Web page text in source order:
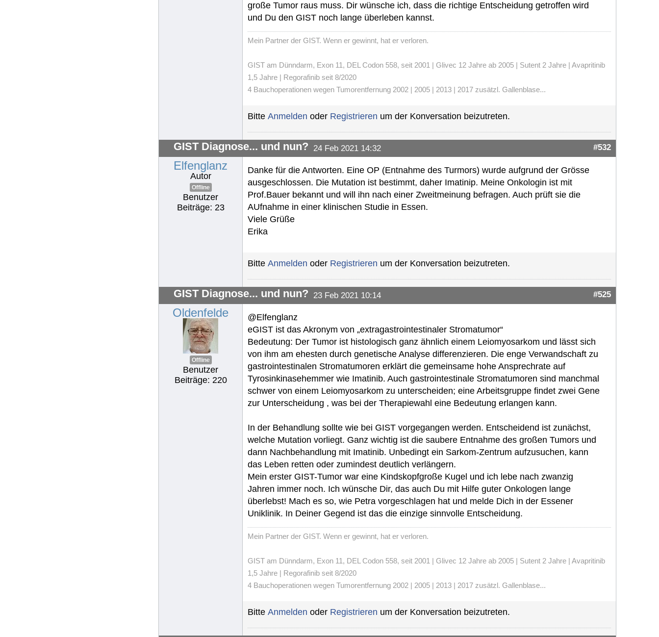
große Tumor raus muss. Dir wünsche ich, dass die richtige Entscheidung getroffen wird
und Du den GIST noch lange überleben kannst.
Mein Partner der GIST. Wenn er gewinnt, hat er verloren.
GIST am Dünndarm, Exon 11, DEL Codon 558, seit 2001 | Glivec 12 Jahre ab 2005 | Sutent 2 Jahre | Avapritinib
1,5 Jahre | Regorafinib seit 8/2020
4 Bauchoperationen wegen Tumorentfernung 2002 | 2005 | 2013 | 2017 zusätzl. Gallenblase...
Bitte Anmelden oder Registrieren um der Konversation beizutreten.
GIST Diagnose... und nun? 24 Feb 2021 14:32 #532
Elfenglanz
Autor
Offline
Benutzer
Beiträge: 23
Danke für die Antworten. Eine OP (Entnahme des Turmors) wurde aufgrund der Grösse
ausgeschlossen. Die Mutation ist bestimmt, daher Imatinip. Meine Onkologin ist mit
Prof.Bauer bekannt und will ihn nach einer Zweitmeinung befragen. Auch prüft sie die
AUfnahme in einer klinischen Studie in Essen.
Viele Grüße
Erika
Bitte Anmelden oder Registrieren um der Konversation beizutreten.
GIST Diagnose... und nun? 23 Feb 2021 10:14 #525
Oldenfelde
Offline
Benutzer
Beiträge: 220
@Elfenglanz
eGIST ist das Akronym von „extragastrointestinaler Stromatumor“
Bedeutung: Der Tumor ist histologisch ganz ähnlich einem Leiomyosarkom und lässt sich
von ihm am ehesten durch genetische Analyse differenzieren. Die enge Verwandschaft zu
gastrointestinalen Stromatumoren erklärt die gemeinsame hohe Ansprechrate auf
Tyrosinkinasehemmer wie Imatinib. Auch gastrointestinale Stromatumoren sind manchmal
schwer von einem Leiomyosarkom zu unterscheiden; eine Arbeitsgruppe findet zwei Gene
zur Unterscheidung , was bei der Therapiewahl eine Bedeutung erlangen kann.
In der Behandlung sollte wie bei GIST vorgegangen werden. Entscheidend ist zunächst,
welche Mutation vorliegt. Ganz wichtig ist die saubere Entnahme des großen Tumors und
dann Nachbehandlung mit Imatinib. Unbedingt ein Sarkom-Zentrum aufzusuchen, kann
das Leben retten oder zumindest deutlich verlängern.
Mein erster GIST-Tumor war eine Kindskopfgroße Kugel und ich lebe nach zwanzig
Jahren immer noch. Ich wünsche Dir, das auch Du mit Hilfe guter Onkologen lange
überlebst! Mach es so, wie Petra vorgeschlagen hat und melde Dich in der Essener
Uniklinik. In Deiner Gegend ist das die einzige sinnvolle Entscheidung.
Mein Partner der GIST. Wenn er gewinnt, hat er verloren.
GIST am Dünndarm, Exon 11, DEL Codon 558, seit 2001 | Glivec 12 Jahre ab 2005 | Sutent 2 Jahre | Avapritinib
1,5 Jahre | Regorafinib seit 8/2020
4 Bauchoperationen wegen Tumorentfernung 2002 | 2005 | 2013 | 2017 zusätzl. Gallenblase...
Bitte Anmelden oder Registrieren um der Konversation beizutreten.